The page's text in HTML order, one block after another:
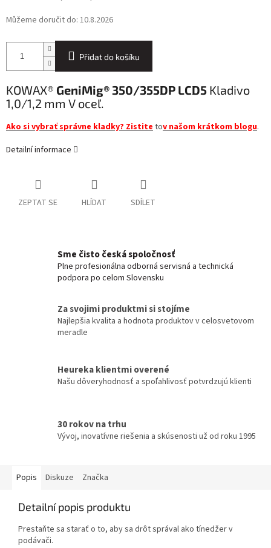
Můžeme doručit do: 10.8.2026
Přidat do košíku
KOWAX® GeniMig® 350/355DP LCD5 Kladivo
1,0/1,2 mm V oceľ.
Ako si vybrať správne kladky? Zistitetov našom krátkom blogu.
Detailní informace
ZEPTAT SE HLÍDAT SDÍLET
Sme čisto česká spoločnosť
Plne profesionálna odborná servisná a technická
podpora po celom Slovensku
Za svojimi produktmi si stojíme
Najlepšia kvalita a hodnota produktov v celosvetovom
meradle
Heureka klientmi overené
Našu dôveryhodnosť a spoľahlivosť potvrdzujú klienti
30 rokov na trhu
Vývoj, inovatívne riešenia a skúsenosti už od roku 1995
Popis Diskuze Značka
Detailní popis produktu
Prestaňte sa starať o to, aby sa drôt správal ako tínedžer v
podávači.